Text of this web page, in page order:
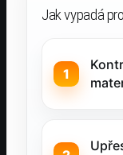
Jak vypadá